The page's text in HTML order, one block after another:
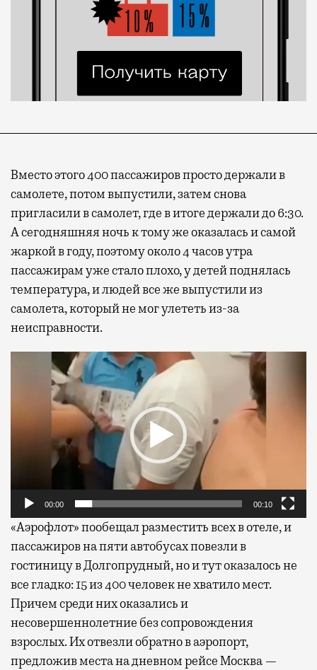
Вместо этого 400 пассажиров просто держали в
самолете, потом выпустили, затем снова
пригласили в самолет, где в итоге держали до 6:30.
А сегодняшняя ночь к тому же оказалась и самой
жаркой в году, поэтому около 4 часов утра
пассажирам уже стало плохо, у детей поднялась
температура, и людей все же выпустили из
самолета, который не мог улететь из-за
неисправности.
Видеоплеер
00:00 00:10
«Аэрофлот» пообещал разместить всех в отеле, и
пассажиров на пяти автобусах повезли в
гостиницу в Долгопрудный, но и тут оказалось не
все гладко: 15 из 400 человек не хватило мест.
Причем среди них оказались и
несовершеннолетние без сопровождения
взрослых. Их отвезли обратно в аэропорт,
предложив места на дневном рейсе Москва —